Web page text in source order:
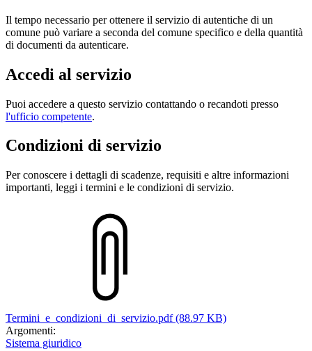
Il tempo necessario per ottenere il servizio di autentiche di un
comune può variare a seconda del comune specifico e della quantità
di documenti da autenticare.
Accedi al servizio
Puoi accedere a questo servizio contattando o recandoti presso
l'ufficio competente.
Condizioni di servizio
Per conoscere i dettagli di scadenze, requisiti e altre informazioni
importanti, leggi i termini e le condizioni di servizio.
Termini_e_condizioni_di_servizio.pdf (88.97 KB)
Argomenti:
Sistema giuridico